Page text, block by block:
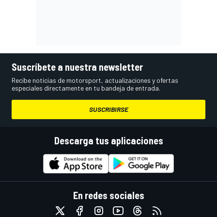
Suscríbete a nuestra newsletter
Recibe noticias de motorsport, actualizaciones y ofertas
especiales directamente en tu bandeja de entrada.
SUSCRIBIRSE
Descarga tus aplicaciones
En redes sociales